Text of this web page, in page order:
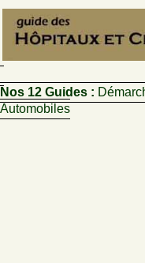
Nos 12 Guides :
Automobiles